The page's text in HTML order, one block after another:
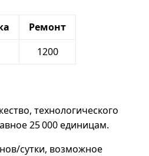
Ремонт
1200
технологического
25 000 единицам.
сутки, возможное